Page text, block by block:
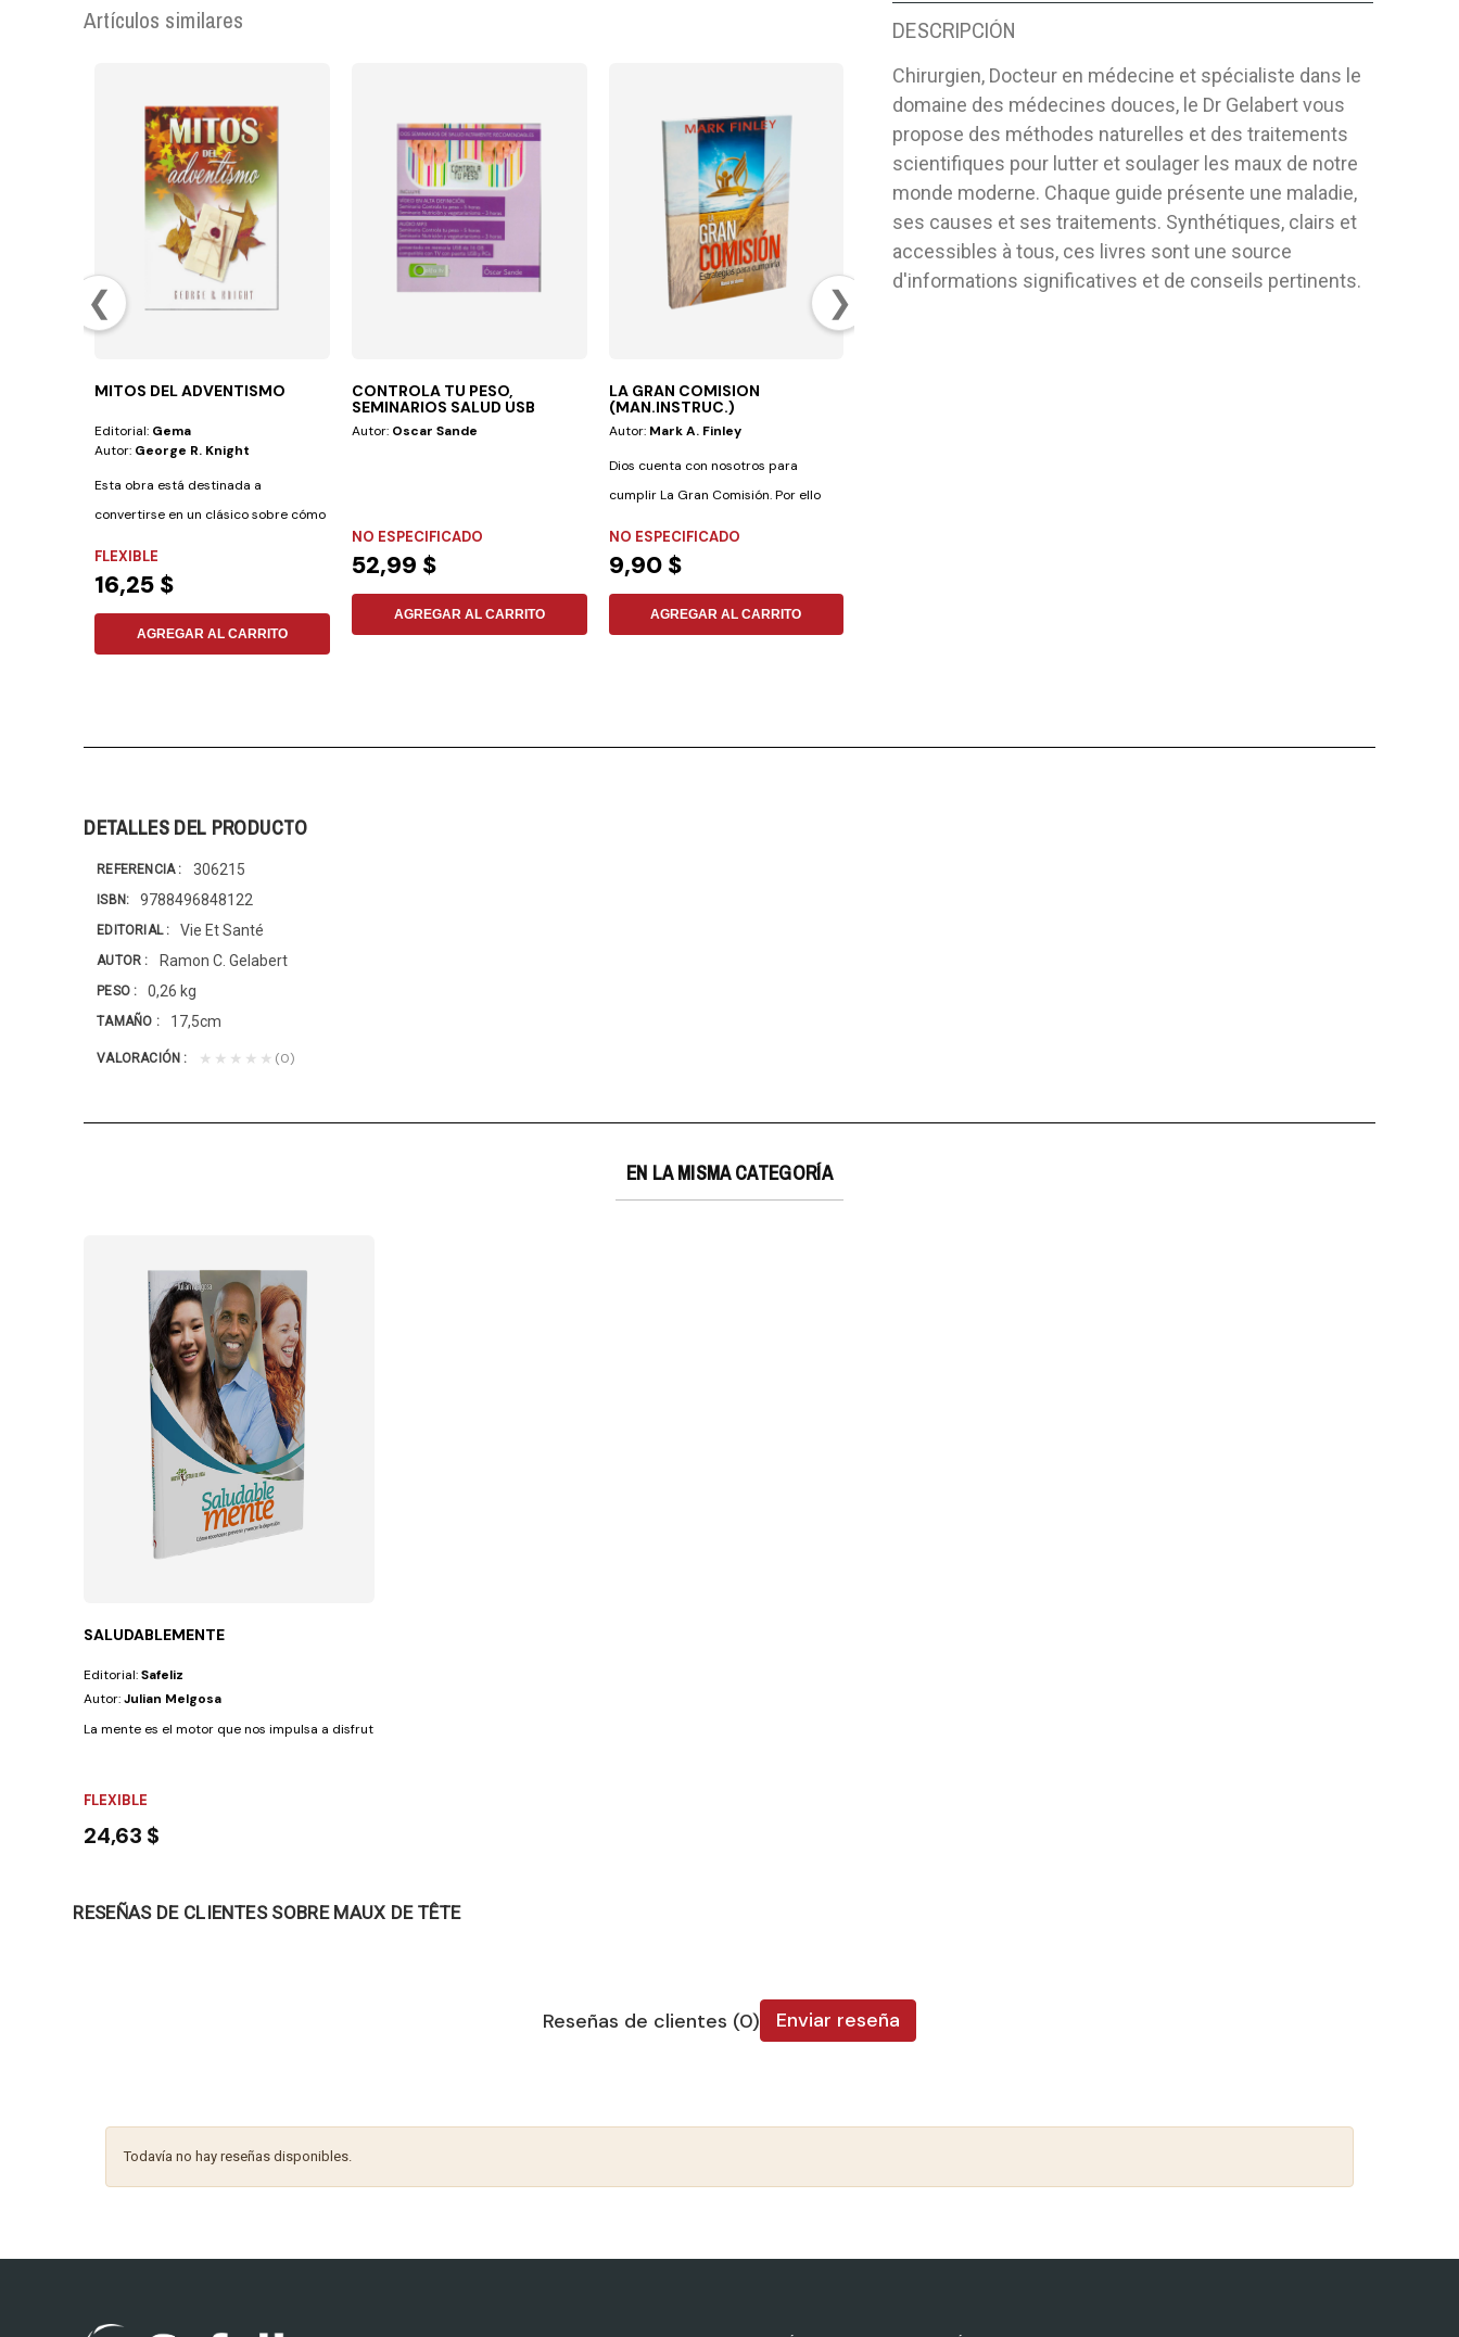
Artículos similares
❮ ❯
MITOS DEL ADVENTISMO
Editorial: Gema
Autor: George R. Knight
Esta obra está destinada a
convertirse en un clásico sobre cómo
FLEXIBLE
16,25 $
AGREGAR AL CARRITO
CONTROLA TU PESO,
SEMINARIOS SALUD USB
Autor: Oscar Sande
NO ESPECIFICADO
52,99 $
AGREGAR AL CARRITO
LA GRAN COMISION
(MAN.INSTRUC.)
Autor: Mark A. Finley
Dios cuenta con nosotros para
cumplir La Gran Comisión. Por ello
NO ESPECIFICADO
9,90 $
AGREGAR AL CARRITO
DESCRIPCIÓN
Chirurgien, Docteur en médecine et spécialiste dans le
domaine des médecines douces, le Dr Gelabert vous
propose des méthodes naturelles et des traitements
scientifiques pour lutter et soulager les maux de notre
monde moderne. Chaque guide présente une maladie,
ses causes et ses traitements. Synthétiques, clairs et
accessibles à tous, ces livres sont une source
d'informations significatives et de conseils pertinents.
DETALLES DEL PRODUCTO
REFERENCIA 306215
ISBN 9788496848122
EDITORIAL Vie Et Santé
AUTOR Ramon C. Gelabert
PESO 0,26 kg
TAMAÑO 17,5cm
VALORACIÓN ★★★★★ (0)
EN LA MISMA CATEGORÍA
SALUDABLEMENTE
Editorial:Safeliz
Autor:Julian Melgosa
La mente es el motor que nos impulsa a disfrutar de una vida plena y feliz. Al...
FLEXIBLE
24,63 $
RESEÑAS DE CLIENTES SOBRE MAUX DE TÊTE
Reseñas de clientes (0) Enviar reseña
Todavía no hay reseñas disponibles.